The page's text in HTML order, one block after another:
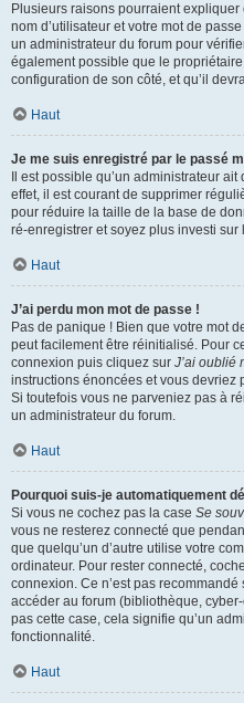
Plusieurs raisons pourraient
nom d’utilisateur et votre mot de
un administrateur du forum pour
également possible que le
configuration de son côté, et qu’il
Haut
Je me suis enregistré par le passé
Il est possible qu’un administrateur
effet, il est courant de supprimer
pour réduire la taille de la base de
ré-enregistrer et soyez plus investi sur
Haut
J’ai perdu mon mot de passe !
Pas de panique ! Bien que votre mot
peut facilement être réinitialisé. Pour
connexion puis cliquez sur J’ai oublié
instructions énoncées et vous devriez
Si toutefois vous ne parveniez pas à
un administrateur du forum.
Haut
Pourquoi suis-je automatiquement
Si vous ne cochez pas la case Se
vous ne resterez connecté que
que quelqu’un d’autre utilise votre
ordinateur. Pour rester connecté,
connexion. Ce n’est pas
accéder au forum (bibliothèque,
pas cette case, cela signifie qu’un
fonctionnalité.
Haut